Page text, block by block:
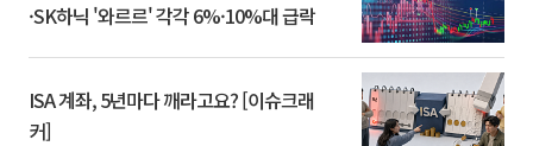
·SK하닉 '와르르' 각각 6%·10%대 급락
ISA 계좌, 5년마다 깨라고요? [이슈크래
커]